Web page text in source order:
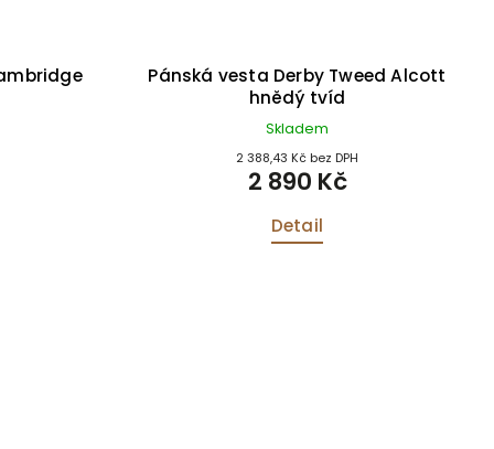
Pánská vesta Derby Tweed Alcott
hnědý tvíd
Skladem
2 388,43 Kč bez DPH
2 890 Kč
Detail